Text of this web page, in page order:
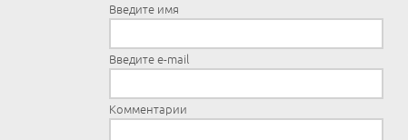
Введите имя
Введите e-mail
Комментарии